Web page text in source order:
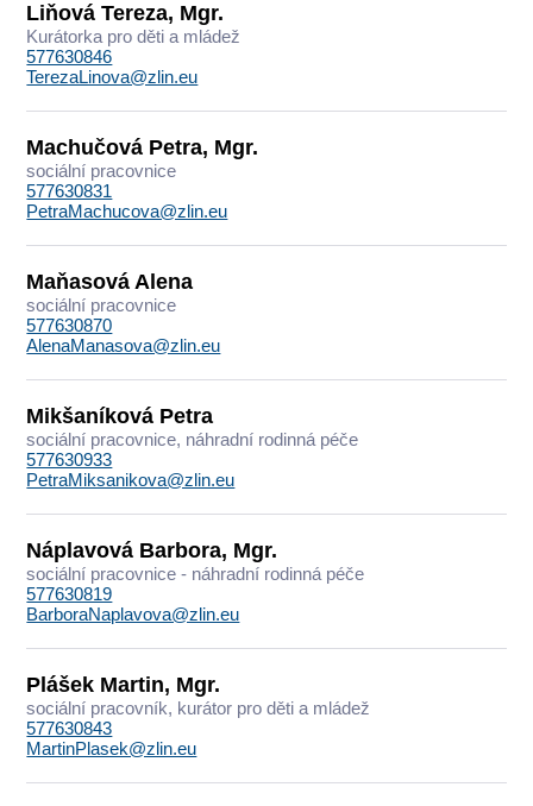
Liňová Tereza, Mgr.
Kurátorka pro děti a mládež
577630846
TerezaLinova@zlin.eu
Machučová Petra, Mgr.
sociální pracovnice
577630831
PetraMachucova@zlin.eu
Maňasová Alena
sociální pracovnice
577630870
AlenaManasova@zlin.eu
Mikšaníková Petra
sociální pracovnice, náhradní rodinná péče
577630933
PetraMiksanikova@zlin.eu
Náplavová Barbora, Mgr.
sociální pracovnice - náhradní rodinná péče
577630819
BarboraNaplavova@zlin.eu
Plášek Martin, Mgr.
sociální pracovník, kurátor pro děti a mládež
577630843
MartinPlasek@zlin.eu